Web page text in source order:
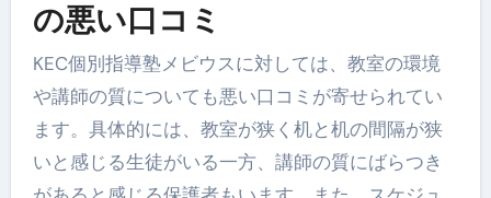
の悪い口コミ
KEC個別指導塾メビウスに対しては、教室の環境
や講師の質についても悪い口コミが寄せられてい
ます。具体的には、教室が狭く机と机の間隔が狭
いと感じる生徒がいる一方、講師の質にばらつき